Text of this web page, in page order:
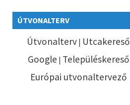
ÚTVONALTERV
Útvonalterv | Utcakereső
Google | Településkereső
Európai utvonaltervező